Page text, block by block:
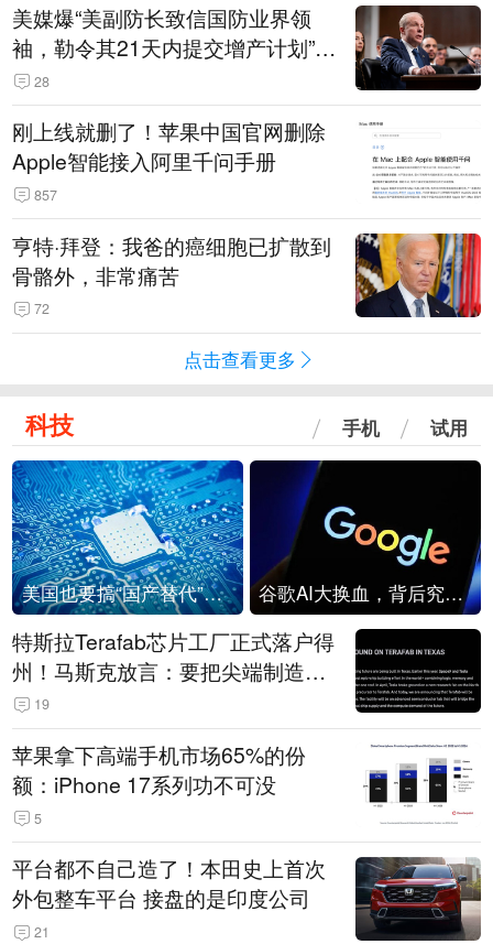
美媒爆“美副防长致信国防业界领
袖，勒令其21天内提交增产计划”，
五角大楼回应
28
刚上线就删了！苹果中国官网删除
Apple智能接入阿里千问手册
857
亨特·拜登：我爸的癌细胞已扩散到
骨骼外，非常痛苦
72
点击查看更多
科技 手机 试用
美国也要搞“国产替代”？先算清三笔账 谷歌AI大换血，背后究竟发生了什么？
特斯拉Terafab芯片工厂正式落户得
州！马斯克放言：要把尖端制造带
回美国
19
苹果拿下高端手机市场65%的份
额：iPhone 17系列功不可没
5
平台都不自己造了！本田史上首次
外包整车平台 接盘的是印度公司
21